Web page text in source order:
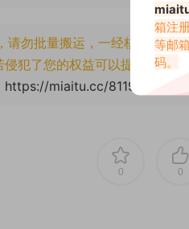
请勿批量搬运，一经核实将封
犯了您的权益可以提交工单处
https://miaitu.cc/81193.html
0 0
箱注
等邮
码。